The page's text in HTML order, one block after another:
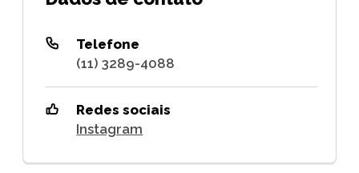
Telefone
(11) 3289-4088
Redes sociais
Instagram